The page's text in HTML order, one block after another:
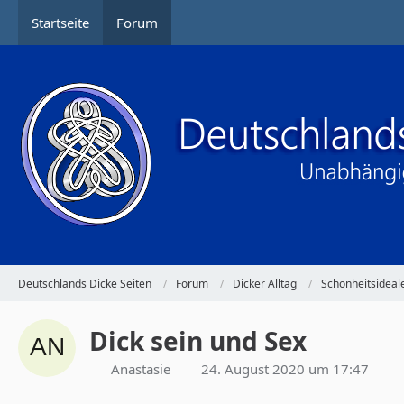
Startseite Forum
Deutschlands Dicke Seiten Forum Dicker Alltag
Dick sein und Sex
Anastasie 24. August 2020 um 17:47